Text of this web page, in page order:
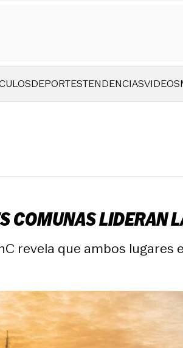
DEPORTESTENDENCIASVIDEOS
COMUNAS LIDERAN
revela que ambos